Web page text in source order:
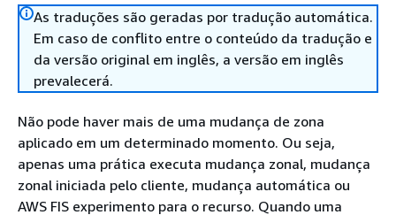
As traduções são geradas por tradução automática.
Em caso de conflito entre o conteúdo da tradução e
da versão original em inglês, a versão em inglês
prevalecerá.
Não pode haver mais de uma mudança de zona
aplicado em um determinado momento. Ou seja,
apenas uma prática executa mudança zonal, mudança
zonal iniciada pelo cliente, mudança automática ou
AWS FIS experimento para o recurso. Quando uma